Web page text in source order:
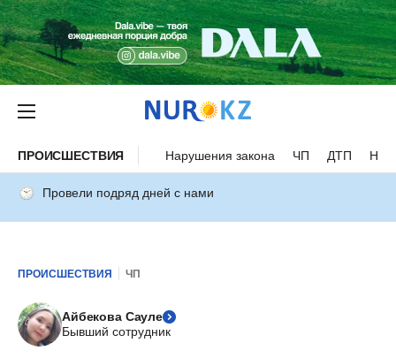
ПРОИСШЕСТВИЯ Нарушения закона ЧП ДТП
Провели подряд дней с нами
ПРОИСШЕСТВИЯ ЧП
Айбекова Сауле
Бывший сотрудник